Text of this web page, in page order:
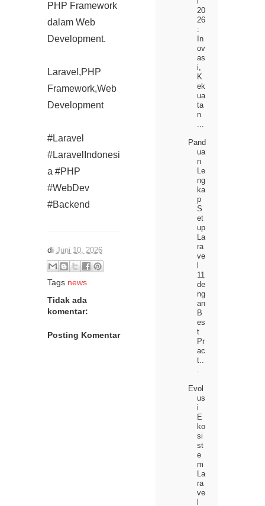
PHP Framework
dalam Web
Development.
Laravel,PHP
Framework,Web
Development
#Laravel
#LaravelIndonesi
a #PHP
#WebDev
#Backend
di Juni 10, 2026
Tags news
Tidak ada
komentar:
Posting Komentar
20
26
:
In
ov
as
i,
K
ek
ua
ta
n
Pand
ua
n
Le
ng
ka
p
S
et
up
La
ra
ve
11
de
ng
an
B
es
t
Pr
ac
t..
.
Evol
us
i
E
ko
si
st
e
m
La
ra
ve